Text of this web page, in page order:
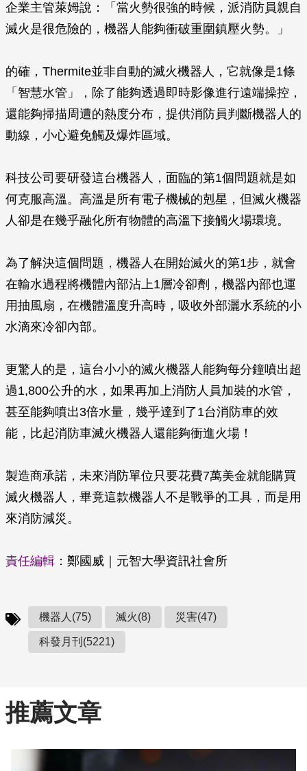
企業主管萊姆說：「當火勢很強的時候，派消防員親自
滅火是很危險的，機器人能夠衝破重圍鎮壓火勢。」
的確，Thermite並非自動的滅火機器人，它就像是1條
「智慧水管」，除了能夠透過即時影像進行遠端操控，
還能夠掃描周遭的熱度分布，提供消防員判斷機器人的
動線，小心避免觸及爆炸區域。
科技公司要研發這台機器人，面臨的第1個問題就是如
何克服高溫。高溫是所有電子機械的剋星，但滅火機器
人卻是在幾乎融化所有物體的高溫下接觸火場環境。
為了解決這個問題，機器人在開始滅火的第1步，就會
在輸水過程將機體內部沾上1層冷卻劑，機器內部也運
用抽風扇，在機體溫度升高時，吸收外部灑水系統的小
水滴來冷卻內部。
更驚人的是，這台小小的滅火機器人能夠每分鐘噴出超
過1,800公升的水，如果再加上消防人員加裝的水管，
甚至能夠噴出3倍水量，幾乎達到了1台消防車的效
能，比起消防車滅火機器人還能夠衝進火場！
製造商承諾，未來消防單位只要花費7萬美金就能購買
滅火機器人，畢竟這款機器人不是戰爭的工具，而是用
來消防減災。
責任編輯 ：鄭國威｜元智大學資訊社會所
機器人(75) 滅火(8) 災害(47)
科發月刊(5221)
推薦文章